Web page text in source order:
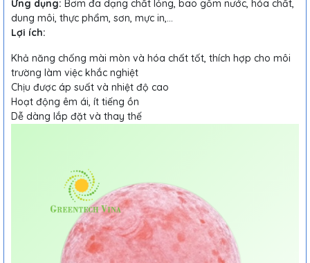
Ứng dụng: Bơm đa dạng chất lỏng, bao gồm nước, hóa chất,
dung môi, thực phẩm, sơn, mực in,...
Lợi ích:
Khả năng chống mài mòn và hóa chất tốt, thích hợp cho môi
trường làm việc khắc nghiệt
Chịu được áp suất và nhiệt độ cao
Hoạt động êm ái, ít tiếng ồn
Dễ dàng lắp đặt và thay thế